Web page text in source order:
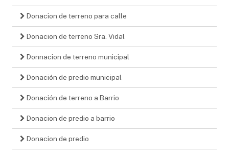
Donacion de terreno para calle
Donacion de terreno Sra. Vidal
Donnacion de terreno municipal
Donación de predio municipal
Donación de terreno a Barrio
Donacion de predio a barrio
Donacion de predio